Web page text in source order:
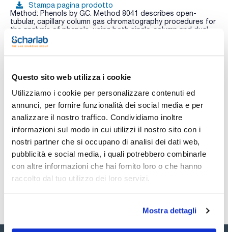
Questo sito web utilizza i cookie
Utilizziamo i cookie per personalizzare contenuti ed
annunci, per fornire funzionalità dei social media e per
analizzare il nostro traffico. Condividiamo inoltre
informazioni sul modo in cui utilizzi il nostro sito con i
nostri partner che si occupano di analisi dei dati web,
pubblicità e social media, i quali potrebbero combinarle
con altre informazioni che hai fornito loro o che hanno
raccolto dal tuo utilizzo dei loro servizi.
Mostra dettagli
Stampa pagina prodotto
Method: Phenols by GC. Method 8041 describes open-
tubular, capillary column gas chromatography procedures for
the analysis of phenols, using both single-column and dual-
column/dual-detector approaches.
Composition:
4-Chloro-3-methylphenol 100µg/ml [59-50-7]
3-Methylphenol (m-Cresol) 100µg/ml [108-39-4]
2,4-Dichlorophenol 100µg/ml [120-83-2]
2,6-Dichlorophenol 100µg/ml [87-65-0]
2,4-Dimethylphenol 100µg/ml [105-67-9]
2-Methyl-4,6-dinitrophenol 100µg/ml [534-52-1]
2,4-Dinitrophenol 100µg/ml [51-28-5]
4-Nitrophenol 100µg/ml [100-02-7]
Pentachlorophenol 100µg/ml [87-86-5]
Phenol 100µg/ml [108-95-2]
2,3,4,6-Tetrachlorophenol 100µg/ml [58-90-2]
2,4,5-Trichlorophenol 100µg/ml [95-95-4]
Documentazione tecnica
TDS / Scheda tecnica
Registrati per i download
COA
Registrati per i download
SDS / Scheda di
Sicurezza
Registrati per i download